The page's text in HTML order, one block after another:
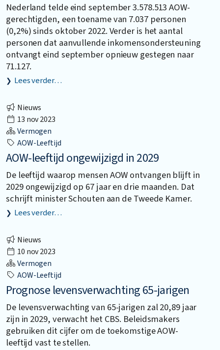
Nederland telde eind september 3.578.513 AOW-
gerechtigden, een toename van 7.037 personen
(0,2%) sinds oktober 2022. Verder is het aantal
personen dat aanvullende inkomensondersteuning
ontvangt eind september opnieuw gestegen naar
71.127.
Lees verder…
Nieuws
13 nov 2023
Vermogen
AOW-Leeftijd
AOW-leeftijd ongewijzigd in 2029
De leeftijd waarop mensen AOW ontvangen blijft in
2029 ongewijzigd op 67 jaar en drie maanden. Dat
schrijft minister Schouten aan de Tweede Kamer.
Lees verder…
Nieuws
10 nov 2023
Vermogen
AOW-Leeftijd
Prognose levensverwachting 65-jarigen
De levensverwachting van 65-jarigen zal 20,89 jaar
zijn in 2029, verwacht het CBS. Beleidsmakers
gebruiken dit cijfer om de toekomstige AOW-
leeftijd vast te stellen.